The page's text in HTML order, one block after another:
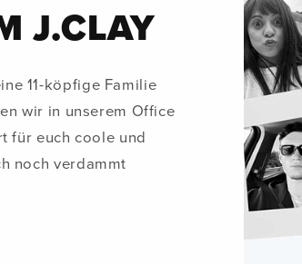
J.CLAY
11-köpfige Familie
wir in unserem Office
für euch coole und
noch verdammt